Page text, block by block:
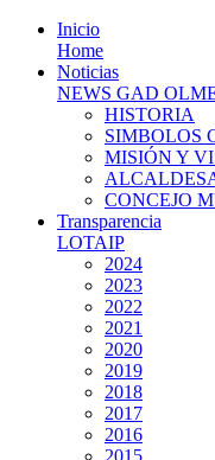
Inicio
Home
Noticias
NEWS GAD
HISTORIA
SIMBOLOS
MISIÓN Y
CONCEJO
Transparencia
LOTAIP
2024
2023
2022
2021
2020
2019
2018
2017
2016
2015